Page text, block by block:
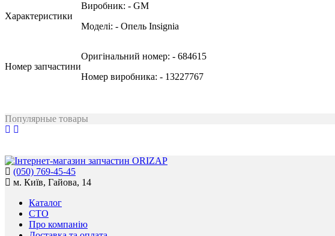
Характеристики
Виробник: - GM
Моделі: - Опель Insignia
Номер запчастини
Оригінальний номер: - 684615
Номер виробника: - 13227767
Популярные товары
(050) 769-45-45
м. Київ, Гайова, 14
Каталог
СТО
Про компанію